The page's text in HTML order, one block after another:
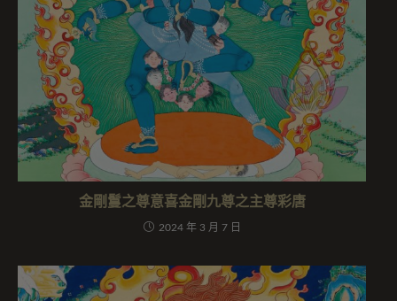
金剛鬘之尊意喜金剛九尊之主尊彩唐
2024 年 3 月 7 日